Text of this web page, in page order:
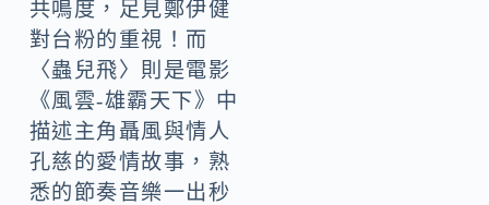
共鳴度，足見鄭伊健
對台粉的重視！而
〈蟲兒飛〉則是電影
《風雲-雄霸天下》中
描述主角聶風與情人
孔慈的愛情故事，熟
悉的節奏音樂一出秒